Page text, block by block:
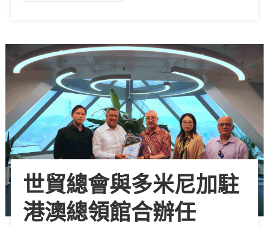
世貿總會與多米尼加駐
港澳總領館合辦任